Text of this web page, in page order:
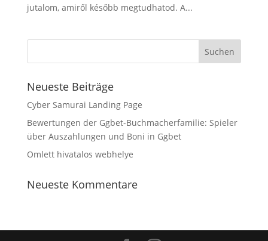
jutalom, amiről később megtudhatod. A...
Neueste Beiträge
Cyber Samurai Landing Page
Bewertungen der Ggbet-Buchmacherfamilie: Spieler
über Auszahlungen und Boni in Ggbet
Omlett hivatalos webhelye
Neueste Kommentare